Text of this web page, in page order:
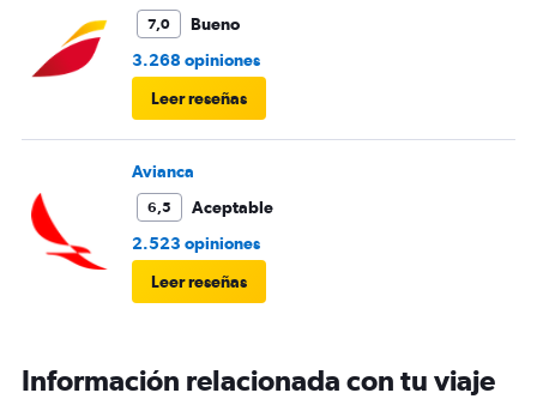
7,0
Bueno
3.268 opiniones
Leer reseñas
Avianca
6,5
Aceptable
2.523 opiniones
Leer reseñas
Información relacionada con tu viaje